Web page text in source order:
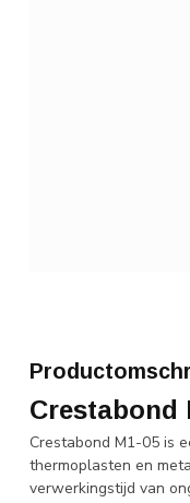
Crestabond
Crestabond M1-05 is
thermoplasten en
verwerkingstijd van